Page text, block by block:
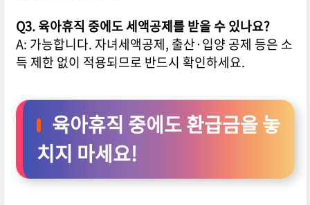
Q3. 육아휴직 중에도 세액공제를 받을 수 있나요?
A: 가능합니다. 자녀세액공제, 출산·입양 공제 등은 소
득 제한 없이 적용되므로 반드시 확인하세요.
육아휴직 중에도 환급금을 놓
치지 마세요!